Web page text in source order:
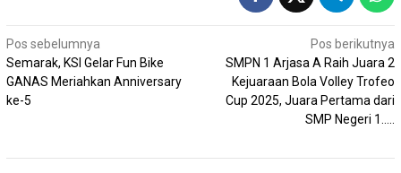
Navigasi
pos
Pos sebelumnya
Semarak, KSI Gelar Fun Bike
GANAS Meriahkan Anniversary
ke-5
Pos berikutnya
SMPN 1 Arjasa A Raih Juara 2
Kejuaraan Bola Volley Trofeo
Cup 2025, Juara Pertama dari
SMP Negeri 1…..